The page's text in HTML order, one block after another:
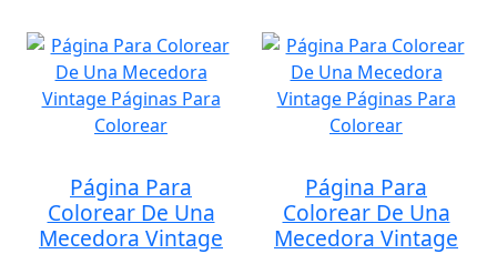
Página Para
Colorear De Una
Mecedora Vintage
Página Para
Colorear De Una
Mecedora Vintage